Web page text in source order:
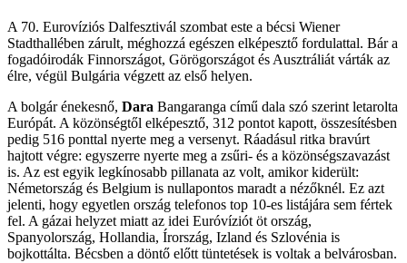
A 70. Eurovíziós Dalfesztivál szombat este a bécsi Wiener
Stadthallében zárult, méghozzá egészen elképesztő fordulattal. Bár a
fogadóirodák Finnországot, Görögországot és Ausztráliát várták az
élre, végül Bulgária végzett az első helyen.
A bolgár énekesnő, Dara Bangaranga című dala szó szerint letarolta
Európát. A közönségtől elképesztő, 312 pontot kapott, összesítésben
pedig 516 ponttal nyerte meg a versenyt. Ráadásul ritka bravúrt
hajtott végre: egyszerre nyerte meg a zsűri- és a közönségszavazást
is. Az est egyik legkínosabb pillanata az volt, amikor kiderült:
Németország és Belgium is nullapontos maradt a nézőknél. Ez azt
jelenti, hogy egyetlen ország telefonos top 10-es listájára sem fértek
fel. A gázai helyzet miatt az idei Euróvíziót öt ország,
Spanyolország, Hollandia, Írország, Izland és Szlovénia is
bojkottálta. Bécsben a döntő előtt tüntetések is voltak a belvárosban.